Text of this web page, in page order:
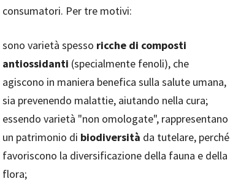
consumatori. Per tre motivi:
sono varietà spesso ricche di composti
antiossidanti (specialmente fenoli), che
agiscono in maniera benefica sulla salute umana,
sia prevenendo malattie, aiutando nella cura;
essendo varietà "non omologate", rappresentano
un patrimonio di biodiversità da tutelare, perché
favoriscono la diversificazione della fauna e della
flora;